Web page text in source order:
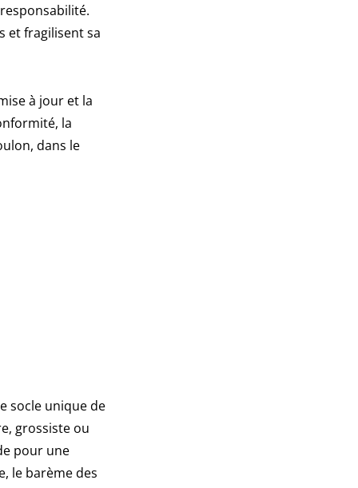
et fragilisent sa
à jour et la
la
dans le
socle unique de
grossiste ou
pour une
le barème des